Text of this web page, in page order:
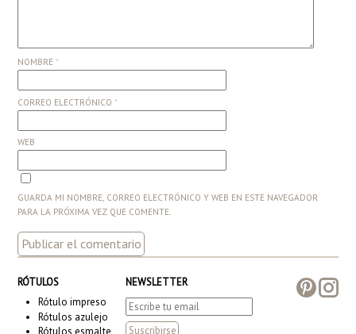
NOMBRE*
CORREO ELECTRÓNICO*
WEB
GUARDA MI NOMBRE, CORREO ELECTRÓNICO Y WEB EN ESTE NAVEGADOR
PARA LA PRÓXIMA VEZ QUE COMENTE.
RÓTULOS
Rótulo impreso
Rótulos azulejo
Rótulos esmalte
NEWSLETTER